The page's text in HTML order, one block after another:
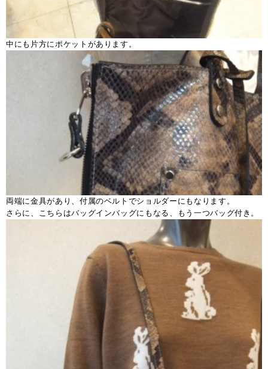
中にも片方にポケットがあります。
両端に金具があり、付属のベルトでショルダーにもなります。
さらに、こちらはバッグインバッグにもなる、もう一つバッグ付き。